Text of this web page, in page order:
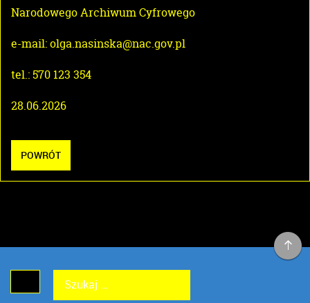
Narodowego Archiwum Cyfrowego
e-mail: olga.nasinska@nac.gov.pl
tel.: 570 123 354
28.06.2026
POWRÓT